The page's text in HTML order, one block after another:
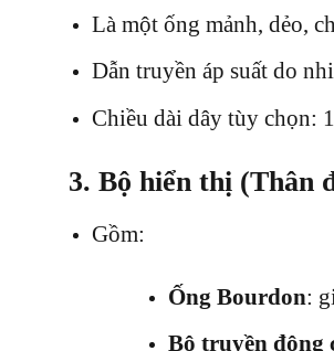
Là một ống mảnh, dẻo,
Dẫn truyền áp suất do
Chiều dài dây tùy chọn:
3. Bộ hiển thị (Thân
Gồm:
Ống Bourdon:
Bộ truyền động